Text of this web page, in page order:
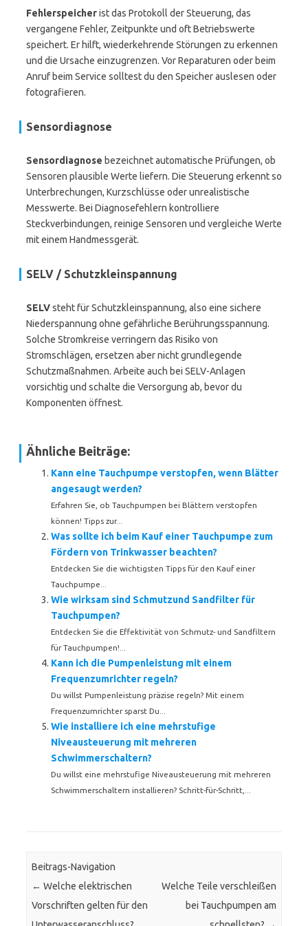
Fehlerspeicherist das Protokoll der Steuerung, das
vergangene Fehler, Zeitpunkte und oft Betriebswerte
speichert. Er hilft, wiederkehrende Störungen zu erkennen
und die Ursache einzugrenzen. Vor Reparaturen oder beim
Anruf beim Service solltest du den Speicher auslesen oder
fotografieren.
Sensordiagnose
Sensordiagnose bezeichnet automatische Prüfungen, ob
Sensoren plausible Werte liefern. Die Steuerung erkennt so
Unterbrechungen, Kurzschlüsse oder unrealistische
Messwerte. Bei Diagnosefehlern kontrolliere
Steckverbindungen, reinige Sensoren und vergleiche Werte
mit einem Handmessgerät.
SELV / Schutzkleinspannung
SELVsteht für Schutzkleinspannung, also eine sichere
Niederspannung ohne gefährliche Berührungsspannung.
Solche Stromkreise verringern das Risiko von
Stromschlägen, ersetzen aber nicht grundlegende
Schutzmaßnahmen. Arbeite auch bei SELV-Anlagen
vorsichtig und schalte die Versorgung ab, bevor du
Komponenten öffnest.
Ähnliche Beiträge:
Kann eine Tauchpumpe verstopfen, wenn Blätter
angesaugt werden?
Erfahren Sie, ob Tauchpumpen bei Blättern verstopfen
können! Tipps zur...
Was sollte ich beim Kauf einer Tauchpumpe zum
Fördern von Trinkwasser beachten?
Entdecken Sie die wichtigsten Tipps für den Kauf einer
Tauchpumpe...
Wie wirksam sind Schmutzund Sandfilter für
Tauchpumpen?
Entdecken Sie die Effektivität von Schmutz- und Sandfiltern
für Tauchpumpen!...
Kann ich die Pumpenleistung mit einem
Frequenzumrichter regeln?
Du willst Pumpenleistung präzise regeln? Mit einem
Frequenzumrichter sparst Du...
Wie installiere ich eine mehrstufige
Niveausteuerung mit mehreren
Schwimmerschaltern?
Du willst eine mehrstufige Niveausteuerung mit mehreren
Schwimmerschaltern installieren? Schritt-für-Schritt,...
Beitrags-Navigation
← Welche elektrischen
Vorschriften gelten für den
Welche Teile verschleißen
bei Tauchpumpen am